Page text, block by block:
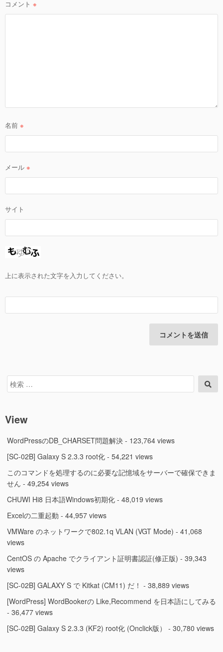
ン
コメント ※
名前 ※
メール ※
サイト
上に表示された文字を入力してください。
検
索
索
View
WordPressのDB_CHARSET問題解決 - 123,764 views
[SC-02B] Galaxy S 2.3.3 root化 - 54,221 views
このコマンドを処理するのに必要な記憶域をサーバーで確保できま
せん - 49,254 views
CHUWI Hi8 日本語Windows初期化 - 48,019 views
Excelの二重起動 - 44,957 views
VMWare のネットワークで802.1q VLAN (VGT Mode) - 41,068
views
CentOS の Apache でクライアント証明書認証(修正版) - 39,343
views
[SC-02B] GALAXY S で Kitkat (CM11) だ！ - 38,889 views
[WordPress] WordBookerの Like,Recommend を日本語にしてみる
- 36,477 views
[SC-02B] Galaxy S 2.3.3 (KF2) root化 (Onclick版）
- 30,780 views